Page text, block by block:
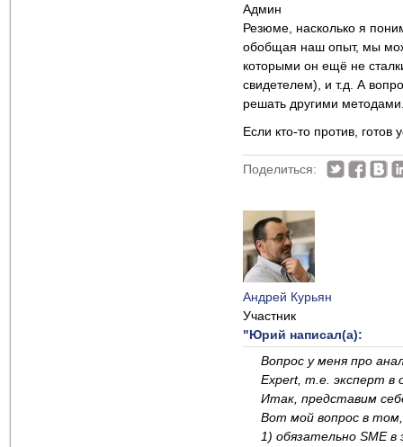
Админ
Резюме, насколько я
обобщая наш опыт, мы
которыми он ещё не
свидетелем), и т.д. А
решать другими
Если кто-то против, готов
Поделиться:
Андрей Курьян
Участник
"Юрий написал(а):
Вопрос у меня про
Expert, т.е. эксперт в
Итак, представим
Вот мой вопрос в том,
1) обязательно SME